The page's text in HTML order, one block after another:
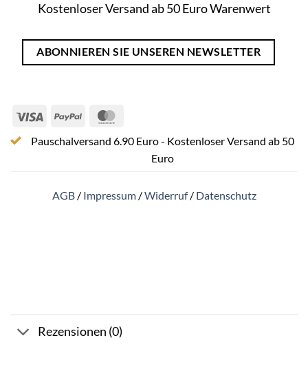
Kostenloser Versand ab 50 Euro Warenwert
ABONNIEREN SIE UNSEREN NEWSLETTER
Visa PayPal
Pauschalversand 6.90 Euro - Kostenloser Versand ab 50
Euro
AGB/ Impressum/Widerruf/ Datenschutz
Rezensionen (0)